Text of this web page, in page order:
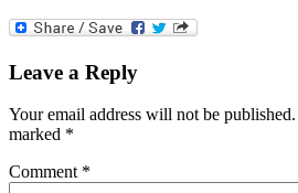
Leave a Reply
Your email address will not be published.
marked *
Comment *